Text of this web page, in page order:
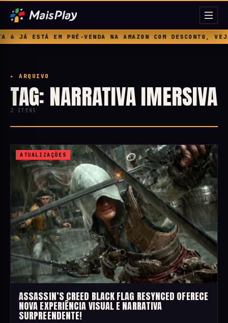
ESTÁ EM PRÉ-VENDA NA AMAZON COM DESCONTO,
▸ ARQUIVO
TAG: NARRATIVA IMERSIVA
2 ITENS
ATUALIZAÇÕES
ASSASSIN’S CREED BLACK FLAG RESYNCED OFERECE
NOVA EXPERIÊNCIA VISUAL E NARRATIVA
SURPREENDENTE!